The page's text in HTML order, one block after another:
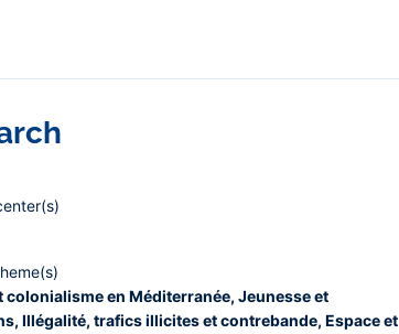
colonialisme en Méditerranée, Jeunesse et
Illégalité, trafics illicites et contrebande, Espace et